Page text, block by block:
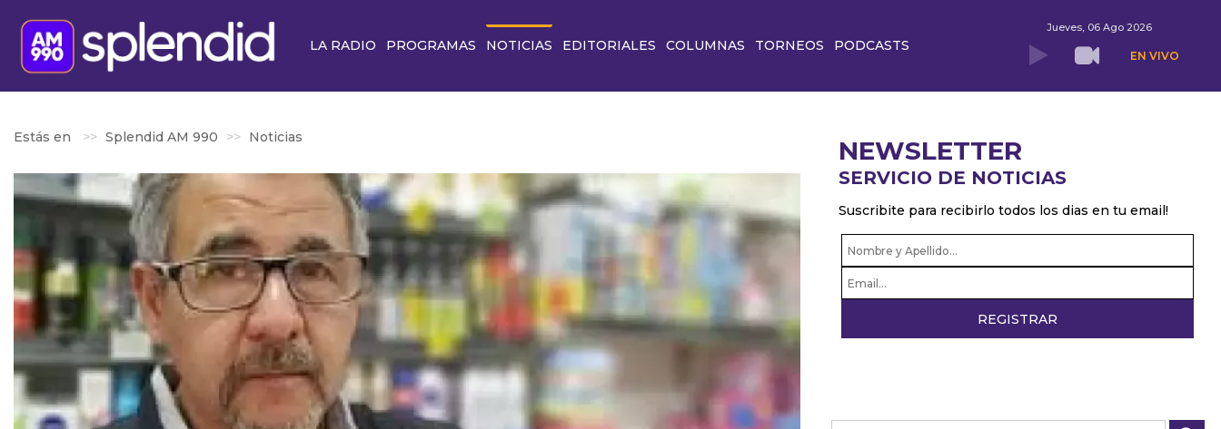
LA RADIO PROGRAMAS NOTICIAS EDITORIALES COLUMNAS TORNEOS PODCASTS
Jueves, 06 Ago 2026
EN VIVO
Estás en Splendid AM 990 Noticias NEWSLETTER
SERVICIO DE NOTICIAS
Suscribite para recibirlo todos los dias en tu email!